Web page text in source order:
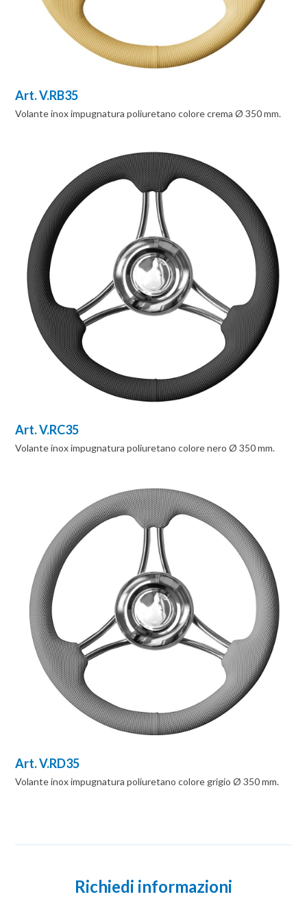
Art. V.RB35
Volante inox impugnatura poliuretano colore crema Ø 350 mm.
Art. V.RC35
Volante inox impugnatura poliuretano colore nero Ø 350 mm.
Art. V.RD35
Volante inox impugnatura poliuretano colore grigio Ø 350 mm.
Richiedi informazioni